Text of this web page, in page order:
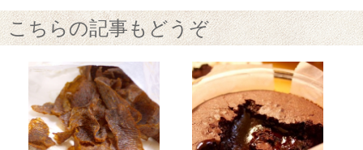
こちらの記事もどうぞ